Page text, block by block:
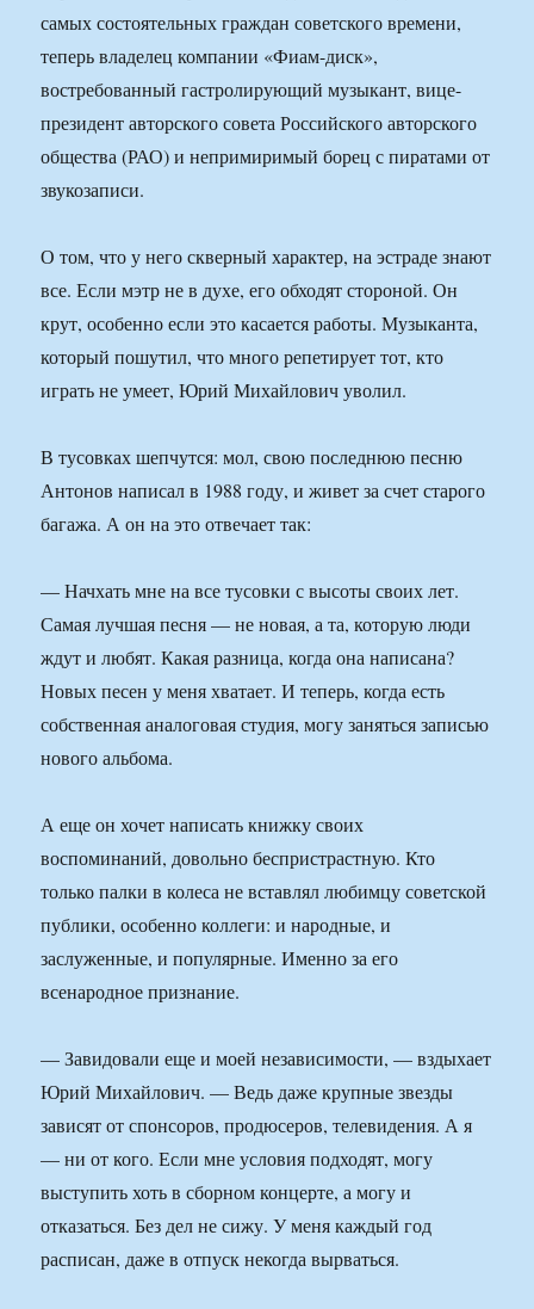
самых состоятельных граждан советского времени,
теперь владелец компании «Фиам-диск»,
востребованный гастролирующий музыкант, вице-
президент авторского совета Российского авторского
общества (РАО) и непримиримый борец с пиратами от
звукозаписи.
О том, что у него скверный характер, на эстраде знают
все. Если мэтр не в духе, его обходят стороной. Он
крут, особенно если это касается работы. Музыканта,
который пошутил, что много репетирует тот, кто
играть не умеет, Юрий Михайлович уволил.
В тусовках шепчутся: мол, свою последнюю песню
Антонов написал в 1988 году, и живет за счет старого
багажа. А он на это отвечает так:
— Начхать мне на все тусовки с высоты своих лет.
Самая лучшая песня — не новая, а та, которую люди
ждут и любят. Какая разница, когда она написана?
Новых песен у меня хватает. И теперь, когда есть
собственная аналоговая студия, могу заняться записью
нового альбома.
А еще он хочет написать книжку своих
воспоминаний, довольно беспристрастную. Кто
только палки в колеса не вставлял любимцу советской
публики, особенно коллеги: и народные, и
заслуженные, и популярные. Именно за его
всенародное признание.
— Завидовали еще и моей независимости, — вздыхает
Юрий Михайлович. — Ведь даже крупные звезды
зависят от спонсоров, продюсеров, телевидения. А я
— ни от кого. Если мне условия подходят, могу
выступить хоть в сборном концерте, а могу и
отказаться. Без дел не сижу. У меня каждый год
расписан, даже в отпуск некогда вырваться.